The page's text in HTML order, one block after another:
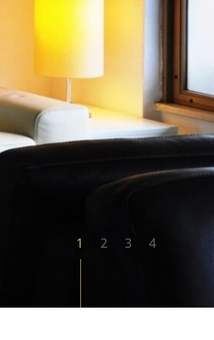
1 2 3 4